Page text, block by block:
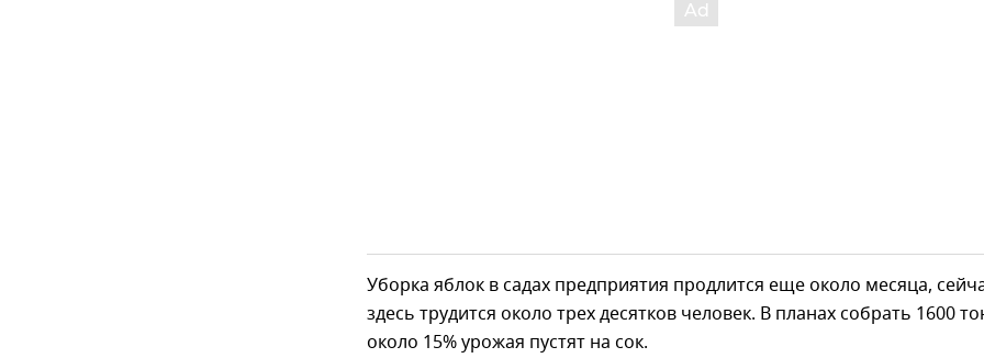
Уборка яблок в садах предприятия продлится еще около месяца,
здесь трудится около трех десятков человек. В планах собрать 1600
около 15% урожая пустят на сок.